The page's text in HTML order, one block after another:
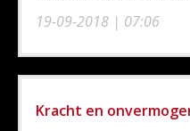
19-09-2018 | 07:06
Kracht en